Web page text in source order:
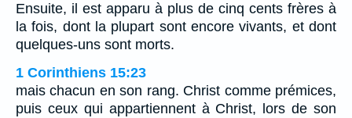
Ensuite, il est apparu à plus de cinq cents frères à
la fois, dont la plupart sont encore vivants, et dont
quelques-uns sont morts.
1 Corinthiens 15:23
mais chacun en son rang. Christ comme prémices,
puis ceux qui appartiennent à Christ, lors de son